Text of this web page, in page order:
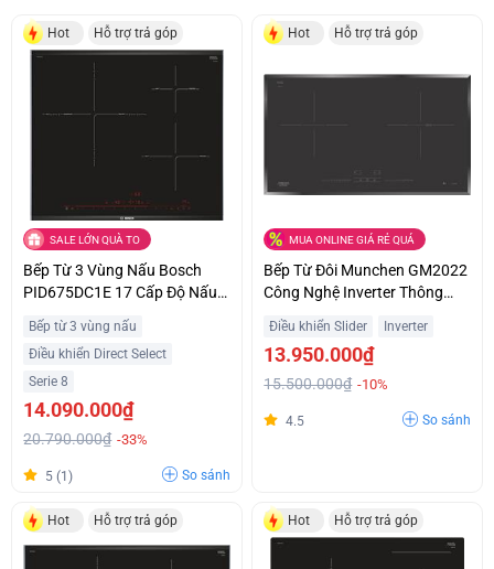
Hot Hỗ trợ trả góp
SALE LỚN QUÀ TO
Bếp Từ 3 Vùng Nấu Bosch
PID675DC1E 17 Cấp Độ Nấu
Bếp từ 3 vùng nấu
Điều khiển Direct Select
Serie 8
14.090.000₫
20.790.000₫ -33%
5 (1) So sánh
Hot Hỗ trợ trả góp
MUA ONLINE GIÁ RẺ QUÁ
Bếp Từ Đôi Munchen GM2022
Công Nghệ Inverter Thông
Điều khiển Slider Inverter
13.950.000₫
15.500.000₫ -10%
4.5 So sánh
Hot Hỗ trợ trả góp Hot Hỗ trợ trả góp